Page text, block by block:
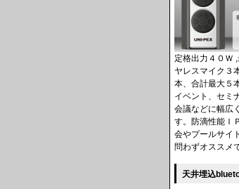
定格出力４０Ｗ
ヤレスマイク３
本、合計最大５
イベント、セミ
会議などに幅広
す。防滴性能Ｉ
会やプールサイ
問わずオススメ
天井埋込